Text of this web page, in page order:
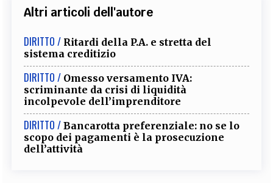
Altri articoli dell'autore
DIRITTO / Ritardi della P.A. e stretta del
sistema creditizio
DIRITTO / Omesso versamento IVA:
scriminante da crisi di liquidità
incolpevole dell’imprenditore
DIRITTO / Bancarotta preferenziale: no se lo
scopo dei pagamenti è la prosecuzione
dell’attività